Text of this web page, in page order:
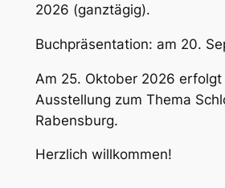
2026 (ganztägig).
Buchpräsentation: am 20.
Am 25. Oktober 2026 erfolgt
Ausstellung zum Thema
Rabensburg.
Herzlich willkommen!